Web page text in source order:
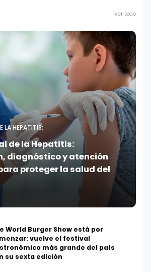
Ver todo
LA HEPATITIS:
de la Hepatitis:
diagnóstico y atención
proteger la salud del
World Burger Show está por
vuelve el festival
más grande del país
su sexta edición